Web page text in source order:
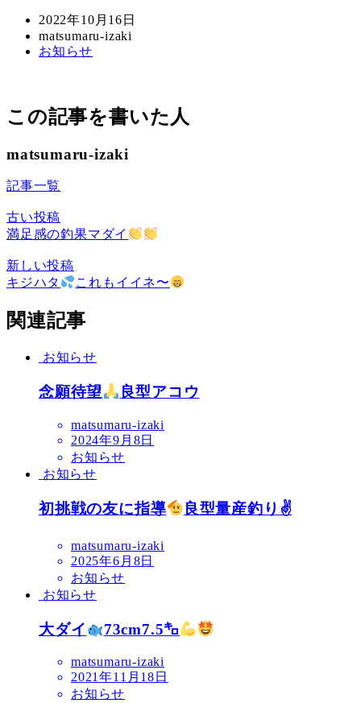
投
稿
日
2022年10月16日
著
者
matsumaru-izaki
カ
ー
お知らせ
この記事を書いた人
matsumaru-izaki
記事一覧
古い投稿
満足感の釣果マダイ
新しい投稿
キジハタ
これもイイネ〜
関連記事
お知らせ
念願待望 良型アコウ
matsumaru-izaki
2024年9月8日
お知らせ
お知らせ
初挑戦の友に指導 良型量産釣り✌
matsumaru-izaki
2025年6月8日
お知らせ
お知らせ
大ダイ 73cm7.5㌔
matsumaru-izaki
2021年11月18日
お知らせ